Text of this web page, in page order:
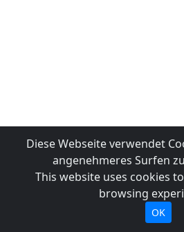
Diese Webseite verwendet
angenehmeres Surfen
This website uses cookies
browsing
OK